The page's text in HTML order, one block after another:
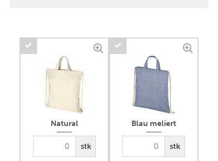
Natural
stk
Blau meliert
stk